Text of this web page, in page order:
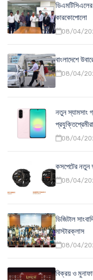
কারকোপোলো
08/04/
বাংলাদেশে
08/04/
নতুন স্যামসাং
প্রযুক্তিপ্রেমীরা
08/04/
কসপেটের নতুন
08/04/
ডিজিটাল
মাস্টারক্লাস
08/04/
বিক্রয় ও